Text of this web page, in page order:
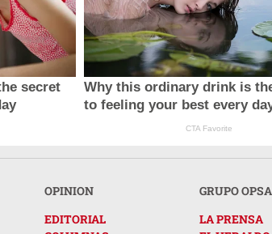
secret
Why this ordinary drink is
to feeling your best every
CTA Favorite
OPINION
EDITORIAL
GRUPO OPSA
LA PRENSA